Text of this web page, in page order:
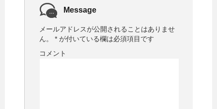
Message
メールアドレスが公開されることはありませ
ん。
* が付いている欄は必須項目です
コメント